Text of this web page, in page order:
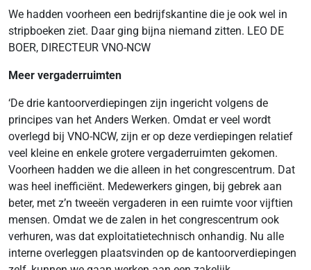
We hadden voorheen een bedrijfskantine die je ook wel in
stripboeken ziet. Daar ging bijna niemand zitten. LEO DE
BOER, DIRECTEUR VNO-NCW
Meer vergaderruimten
‘De drie kantoorverdiepingen zijn ingericht volgens de
principes van het Anders Werken. Omdat er veel wordt
overlegd bij VNO-NCW, zijn er op deze verdiepingen relatief
veel kleine en enkele grotere vergaderruimten gekomen.
Voorheen hadden we die alleen in het congrescentrum. Dat
was heel inefficiënt. Medewerkers gingen, bij gebrek aan
beter, met z’n tweeën vergaderen in een ruimte voor vijftien
mensen. Omdat we de zalen in het congrescentrum ook
verhuren, was dat exploitatietechnisch onhandig. Nu alle
interne overleggen plaatsvinden op de kantoorverdiepingen